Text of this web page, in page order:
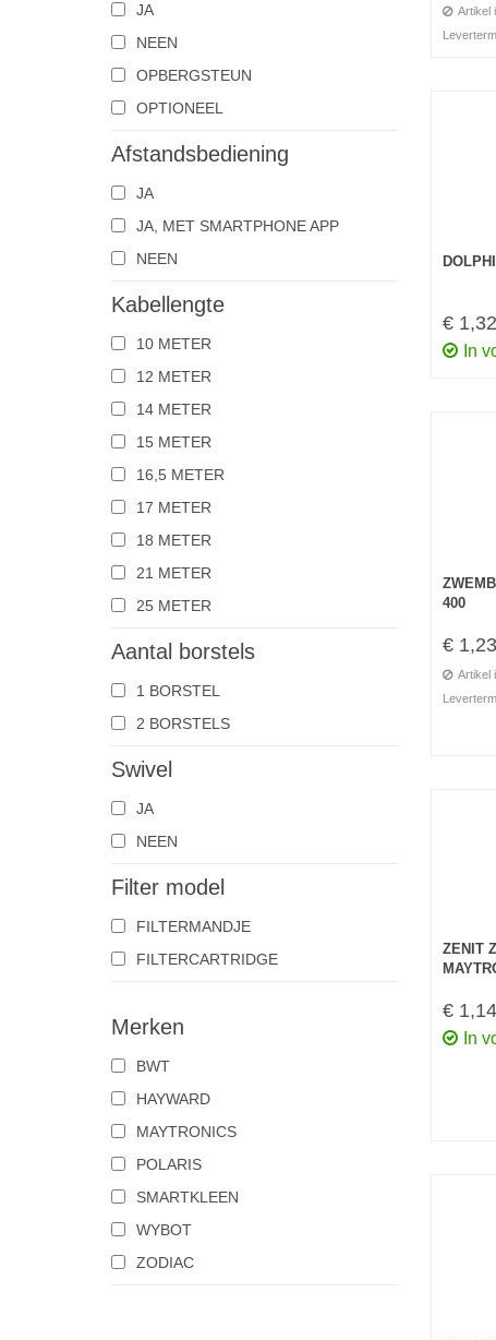
JA
NEEN
OPBERGSTEUN
OPTIONEEL
Afstandsbediening
JA
JA, MET SMARTPHONE APP
NEEN
Kabellengte
10 METER
12 METER
14 METER
15 METER
16,5 METER
17 METER
18 METER
21 METER
25 METER
Aantal borstels
1 BORSTEL
2 BORSTELS
Swivel
JA
NEEN
Filter model
FILTERMANDJE
FILTERCARTRIDGE
Merken
BWT
HAYWARD
MAYTRONICS
POLARIS
SMARTKLEEN
WYBOT
ZODIAC
Artikel
€
In
400
€
Artikel
ZENIT
€
In